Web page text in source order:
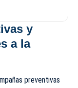
y
a la
preventivas